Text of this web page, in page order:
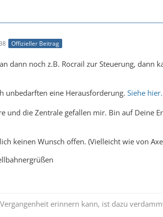
Offizieller Beitrag
dann noch z.B. Rocrail zur Steuerung, dann
unbedarften eine Herausforderung. Siehe hier.
und die Zentrale gefallen mir. Bin auf Deine
keinen Wunsch offen. (Vielleicht wie von
erinnern kann, ist dazu